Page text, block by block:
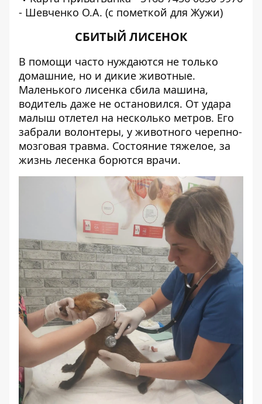
- Шевченко О.А. (с пометкой для Жужи)
СБИТЫЙ ЛИСЕНОК
В помощи часто нуждаются не только
домашние, но и дикие животные.
Маленького лисенка сбила машина,
водитель даже не остановился. От удара
малыш отлетел на несколько метров. Его
забрали волонтеры, у животного черепно-
мозговая травма. Состояние тяжелое, за
жизнь лесенка борются врачи.